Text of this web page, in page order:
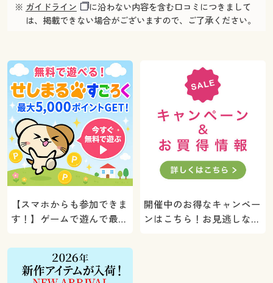
※ ガイドライン
に沿わない内容を含む口コミにつきまして
は、掲載できない場合がございますので、ご了承ください。
【スマホからも参加できま
す！】ゲームで遊んで最大
ト！
開催中のお得なキャンペー
ンはこちら！お見逃しな